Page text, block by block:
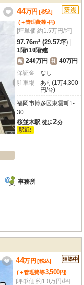
44万円 [税込]
(＋管理費等-円)
[坪単価 約1.5万円/坪]
97.76m² (29.57坪)
1階/10階建
敷 240万円 礼 40万円
保証金
なし
駐車場
あり(1万4,300
円/台)
福岡市博多区東雲町1-
30
桜並木駅 徒歩2分
駅近!
事務所
44万円 [税込]
(＋管理費等3,500円)
[坪単価 約1.0万円/坪]